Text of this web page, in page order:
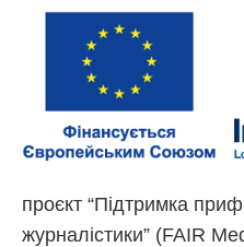
проєкт “Підтримка
журналістики” (FAIR